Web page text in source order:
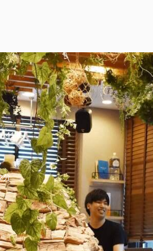
41-1
分